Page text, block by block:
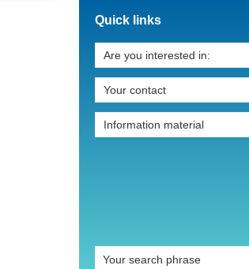
Quick links
Are you interested in:
Your contact
Information material